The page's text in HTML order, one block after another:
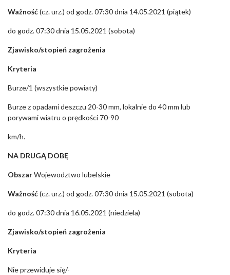
Ważność(cz. urz.) od godz. 07:30 dnia 14.05.2021 (piątek)
do godz. 07:30 dnia 15.05.2021 (sobota)
Zjawisko/stopień zagrożenia
Kryteria
Burze/1 (wszystkie powiaty)
Burze z opadami deszczu 20-30 mm, lokalnie do 40 mm lub
porywami wiatru o prędkości 70-90
km/h.
NA DRUGĄ DOBĘ
ObszarWojewodztwo lubelskie
Ważność(cz. urz.) od godz. 07:30 dnia 15.05.2021 (sobota)
do godz. 07:30 dnia 16.05.2021 (niedziela)
Zjawisko/stopień zagrożenia
Kryteria
Nie przewiduje się/-